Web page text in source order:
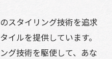
スタイリング技術を追求
イルを提供しています。
グ技術を駆使して、あな